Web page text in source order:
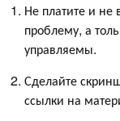
Не платите и
проблему, а
управляемы.
Сделайте
ссылки на